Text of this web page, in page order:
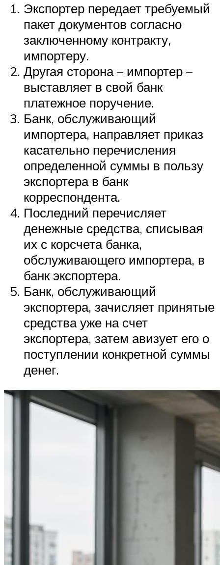
Экспортер передает требуемый
пакет документов согласно
заключенному контракту,
импортеру.
Другая сторона – импортер –
выставляет в свой банк
платежное поручение.
Банк, обслуживающий
импортера, направляет приказ
касательно перечисления
определенной суммы в пользу
экспортера в банк
корреспондента.
Последний перечисляет
денежные средства, списывая
их с корсчета банка,
обслуживающего импортера, в
банк экспортера.
Банк, обслуживающий
экспортера, зачисляет принятые
средства уже на счет
экспортера, затем авизует его о
поступлении конкретной суммы
денег.